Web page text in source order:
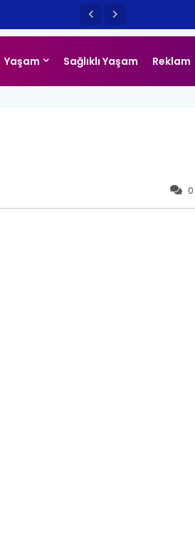
Yaşam Sağlıklı Yaşam Reklam
0